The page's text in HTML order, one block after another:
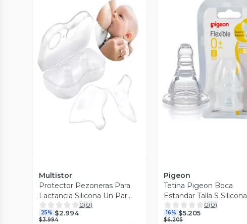
Vista Previa
Multistor
Protector Pezoneras Para
Lactancia Silicona Un Par
Con Caja
0(0)
25% $2.994
$3.994
Vista Previa
Pigeon
Tetina Pigeon Boca
Estandar Talla S Silicona
Anticolico
0(0)
16% $5.205
$6.205